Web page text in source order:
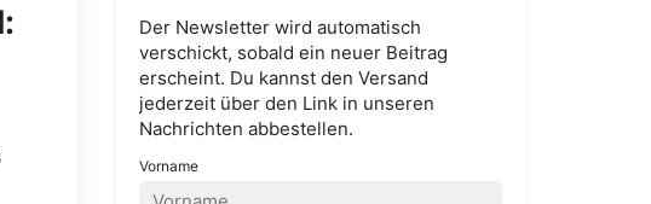
Der Newsletter wird automatisch
verschickt, sobald ein neuer Beitrag
erscheint. Du kannst den Versand
jederzeit über den Link in unseren
Nachrichten abbestellen.
Vorname